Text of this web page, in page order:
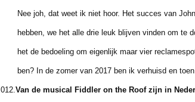
Nee joh, dat weet ik niet hoor. Het succes van John
hebben, we het alle drie leuk blijven vinden om te
het de bedoeling om eigenlijk maar vier
ben? In de zomer van 2017 ben ik verhuisd en toen
012.Van de musical Fiddler on the Roof zijn in